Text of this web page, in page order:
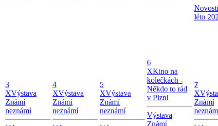
léto
3
XVýstava
Známí
neznámí
4
XVýstava
Známí
neznámí
5
XVýstava
Známí
neznámí
6
XKino na
kolečkách -
Někdo to rád
v Plzni
Výstava
Známí
7
X
Známí